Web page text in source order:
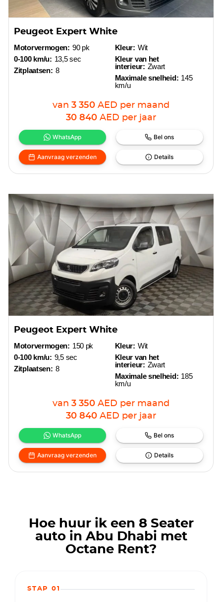
Peugeot Expert White
Motorvermogen: 90 pk
0-100 km/u: 13,5 sec
Zitplaatsen: 8
Kleur: Wit
Kleur van het
interieur: Zwart
Maximale snelheid: 145
km/u
van 3 350 AED per maand
30 840 AED per jaar
WhatsApp Bel ons
Aanvraag verzenden Details
Peugeot Expert White
Motorvermogen: 150 pk
0-100 km/u: 9,5 sec
Zitplaatsen: 8
Kleur: Wit
Kleur van het
interieur: Zwart
Maximale snelheid: 185
km/u
van 3 350 AED per maand
30 840 AED per jaar
WhatsApp Bel ons
Aanvraag verzenden Details
Hoe huur ik een 8 Seater
auto in Abu Dhabi met
Octane Rent?
STAP 01